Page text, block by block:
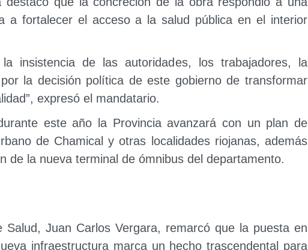
a fortalecer el acceso a la salud pública en el interior
insistencia de las autoridades, los trabajadores, la
la decisión política de este gobierno de transformar
expresó el mandatario.
este año la Provincia avanzará con un plan de
de Chamical y otras localidades riojanas, además
de la nueva terminal de ómnibus del departamento.
Juan Carlos Vergara, remarcó que la puesta en
infraestructura marca un hecho trascendental para